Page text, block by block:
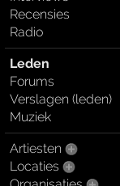
Recensies
Radio
Leden
Forums
Verslagen (leden)
Muziek
Artiesten
Locaties